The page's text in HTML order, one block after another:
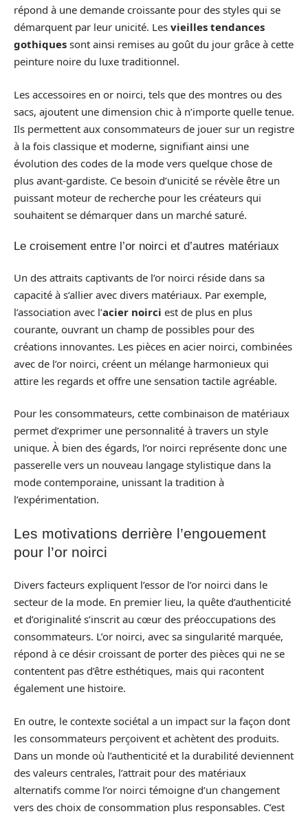
répond à une demande croissante pour des styles qui se
démarquent par leur unicité. Les vieilles tendances
gothiques sont ainsi remises au goût du jour grâce à cette
peinture noire du luxe traditionnel.
Les accessoires en or noirci, tels que des montres ou des
sacs, ajoutent une dimension chic à n’importe quelle tenue.
Ils permettent aux consommateurs de jouer sur un registre
à la fois classique et moderne, signifiant ainsi une
évolution des codes de la mode vers quelque chose de
plus avant-gardiste. Ce besoin d’unicité se révèle être un
puissant moteur de recherche pour les créateurs qui
souhaitent se démarquer dans un marché saturé.
Le croisement entre l’or noirci et d’autres matériaux
Un des attraits captivants de l’or noirci réside dans sa
capacité à s’allier avec divers matériaux. Par exemple,
l’association avec l’acier noirci est de plus en plus
courante, ouvrant un champ de possibles pour des
créations innovantes. Les pièces en acier noirci, combinées
avec de l’or noirci, créent un mélange harmonieux qui
attire les regards et offre une sensation tactile agréable.
Pour les consommateurs, cette combinaison de matériaux
permet d’exprimer une personnalité à travers un style
unique. À bien des égards, l’or noirci représente donc une
passerelle vers un nouveau langage stylistique dans la
mode contemporaine, unissant la tradition à
l’expérimentation.
Les motivations derrière l’engouement
pour l’or noirci
Divers facteurs expliquent l’essor de l’or noirci dans le
secteur de la mode. En premier lieu, la quête d’authenticité
et d’originalité s’inscrit au cœur des préoccupations des
consommateurs. L’or noirci, avec sa singularité marquée,
répond à ce désir croissant de porter des pièces qui ne se
contentent pas d’être esthétiques, mais qui racontent
également une histoire.
En outre, le contexte sociétal a un impact sur la façon dont
les consommateurs perçoivent et achètent des produits.
Dans un monde où l’authenticité et la durabilité deviennent
des valeurs centrales, l’attrait pour des matériaux
alternatifs comme l’or noirci témoigne d’un changement
vers des choix de consommation plus responsables. C’est